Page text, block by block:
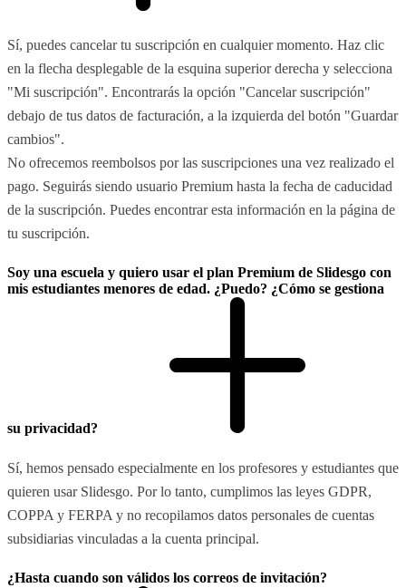
Sí, puedes cancelar tu suscripción en cualquier momento. Haz clic
en la flecha desplegable de la esquina superior derecha y selecciona
"Mi suscripción". Encontrarás la opción "Cancelar suscripción"
debajo de tus datos de facturación, a la izquierda del botón "Guardar
cambios".
No ofrecemos reembolsos por las suscripciones una vez realizado el
pago. Seguirás siendo usuario Premium hasta la fecha de caducidad
de la suscripción. Puedes encontrar esta información en la página de
tu suscripción.
Soy una escuela y quiero usar el plan Premium de Slidesgo con
mis estudiantes menores de edad. ¿Puedo? ¿Cómo se gestiona
su privacidad?
Sí, hemos pensado especialmente en los profesores y estudiantes que
quieren usar Slidesgo. Por lo tanto, cumplimos las leyes GDPR,
COPPA y FERPA y no recopilamos datos personales de cuentas
subsidiarias vinculadas a la cuenta principal.
¿Hasta cuando son válidos los correos de invitación?